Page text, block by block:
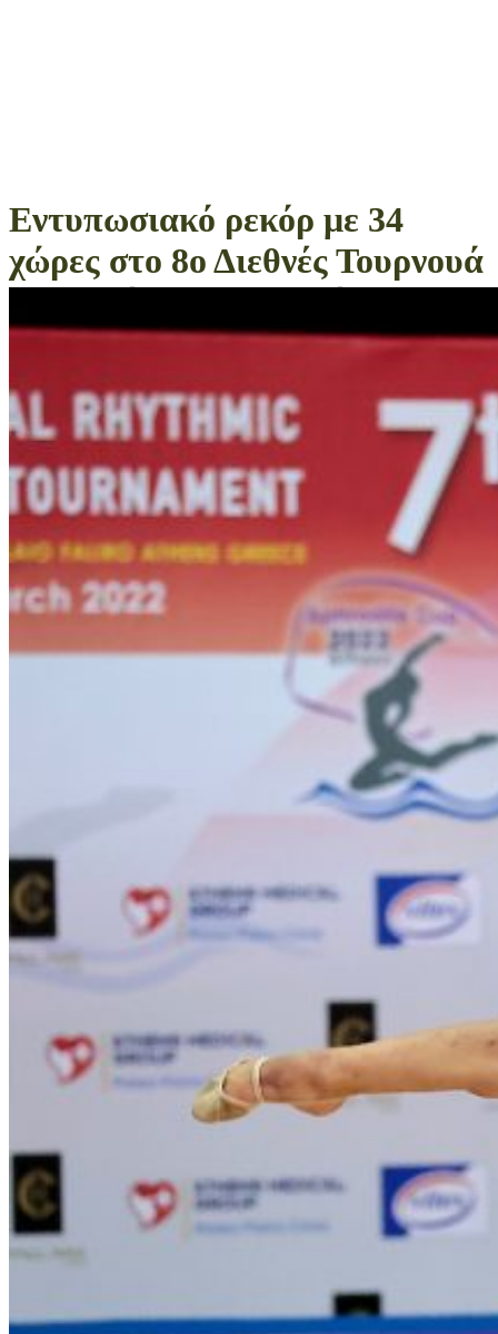
Εντυπωσιακό ρεκόρ με 34
χώρες στο 8ο Διεθνές Τουρνουά
Aphrodite Cup